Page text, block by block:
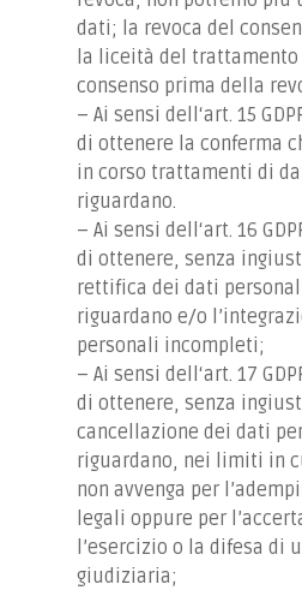
dati; la revoca del
la liceità del trattamento
consenso prima della
– Ai sensi dell‘art. 15
di ottenere la conferma
in corso trattamenti di
riguardano.
– Ai sensi dell‘art. 16
di ottenere, senza
rettifica dei dati
riguardano e/o
personali incompleti;
– Ai sensi dell‘art. 17
di ottenere, senza
cancellazione dei dati
riguardano, nei limiti in
non avvenga per
legali oppure per
l’esercizio o la difesa di
giudiziaria;